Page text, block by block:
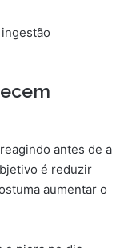
antes de a
é reduzir
aumentar o